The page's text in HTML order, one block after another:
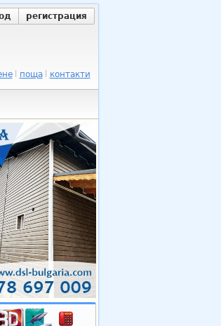
регистрация
поща контакти